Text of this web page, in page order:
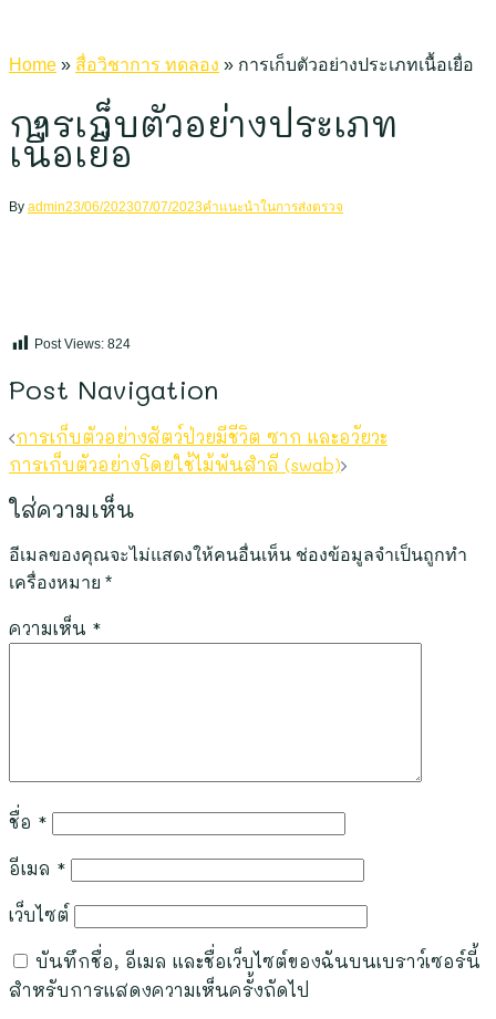
Home » สื่อวิชาการ ทดลอง » การเก็บตัวอย่างประเภทเนื้อเยื่อ
การเก็บตัวอย่างประเภท
เนื้อเยื่อ
By admin23/06/202307/07/2023คำแนะนำในการส่งตรวจ
Post Views: 824
Post Navigation
การเก็บตัวอย่างสัตว์ป่วยมีชีวิต ซาก และอวัยวะ
การเก็บตัวอย่างโดยใช้ไม้พันสำลี (swab)
ใส่ความเห็น
อีเมลของคุณจะไม่แสดงให้คนอื่นเห็น ช่องข้อมูลจำเป็นถูกทำ
เครื่องหมาย *
ความเห็น *
ชื่อ *
อีเมล *
เว็บไซต์
บันทึกชื่อ, อีเมล และชื่อเว็บไซต์ของฉันบนเบราว์เซอร์นี้
สำหรับการแสดงความเห็นครั้งถัดไป